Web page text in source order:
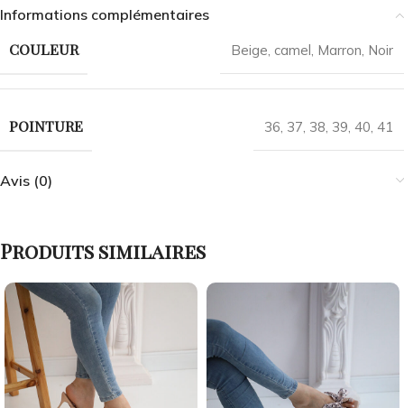
Informations complémentaires
COULEUR Beige camel Marron Noir
POINTURE 36 37 38 39 40 41
Avis (0)
Produits similaires